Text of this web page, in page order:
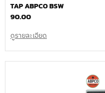
TAP ABPCO BSW
90.00
ดูรายละเอียด